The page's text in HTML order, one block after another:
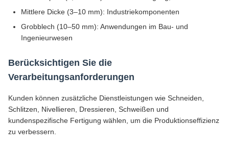
Mittlere Dicke (3–10 mm): Industriekomponenten
Grobblech (10–50 mm): Anwendungen im Bau- und
Ingenieurwesen
Berücksichtigen Sie die
Verarbeitungsanforderungen
Kunden können zusätzliche Dienstleistungen wie Schneiden,
Schlitzen, Nivellieren, Dressieren, Schweißen und
kundenspezifische Fertigung wählen, um die Produktionseffizienz
zu verbessern.